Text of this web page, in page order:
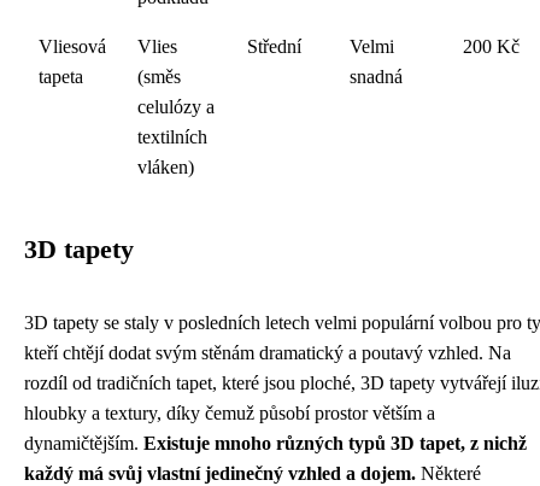
Vliesová
tapeta
Vlies
(směs
celulózy a
textilních
vláken)
Střední
Velmi
snadná
200 Kč
3D tapety
3D tapety se staly v posledních letech velmi populární volbou pro
kteří chtějí dodat svým stěnám dramatický a poutavý vzhled. Na
rozdíl od tradičních tapet, které jsou ploché, 3D tapety vytvářejí
hloubky a textury, díky čemuž působí prostor větším a
dynamičtějším. Existuje mnoho různých typů 3D tapet, z nichž
každý má svůj vlastní jedinečný vzhled a dojem. Některé